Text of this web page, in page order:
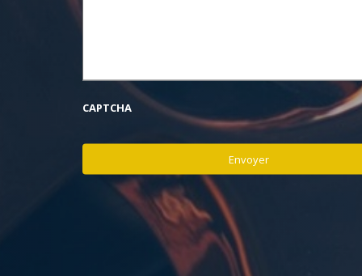
CAPTCHA